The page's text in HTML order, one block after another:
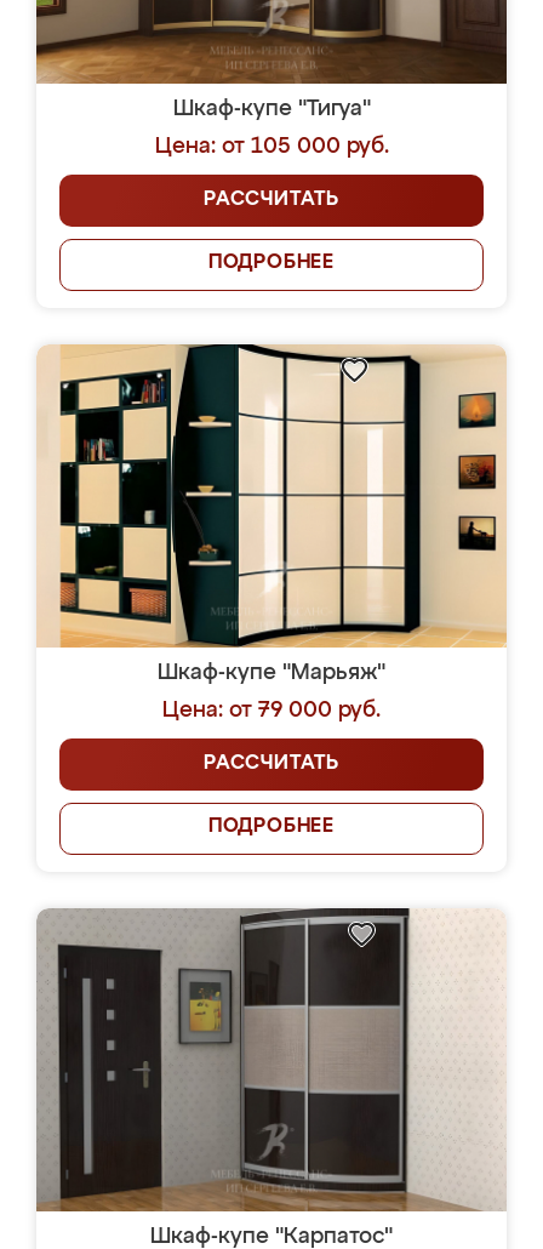
Шкаф-купе "Тигуа"
Цена: от 105 000 руб.
РАССЧИТАТЬ
ПОДРОБНЕЕ
Шкаф-купе "Марьяж"
Цена: от 79 000 руб.
РАССЧИТАТЬ
ПОДРОБНЕЕ
Шкаф-купе "Карпатос"